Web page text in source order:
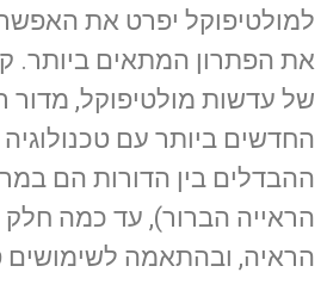
למולטיפוקל יפרט את
את הפתרון המתאים ביותר.
של עדשות מולטיפוקל, מדור
החדשים ביותר עם
ההבדלים בין הדורות הם
הראייה הברור), עד כמה חלק
הראיה, ובהתאמה לשימושים